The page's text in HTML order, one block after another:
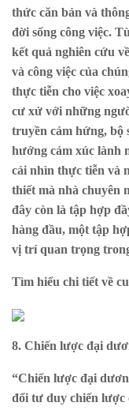
thức căn bản và
đời sống công việc.
kết quả nghiên cứu
và công việc của
thực tiễn cho việc
cư xử với những
truyền cảm hứng, bộ
hướng cảm xúc lành
cái nhìn thực tiễn và
thiết mà nhà chuyên
đây còn là tập hợp
hàng đầu, một tập
vị trí quan trọng
Tìm hiểu chi tiết về
8. Chiến lược đại
“Chiến lược đại
đổi tư duy chiến lược